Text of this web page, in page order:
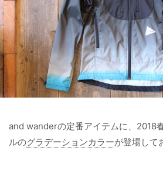
and wanderの定番アイテムに、2018
ルのグラデーションカラーが登場して